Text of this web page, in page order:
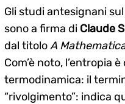
Gli studi antesignani
sono a firma di Claude
dal titoloA
Com’è noto,
termodinamica: il
“rivolgimento”: indica